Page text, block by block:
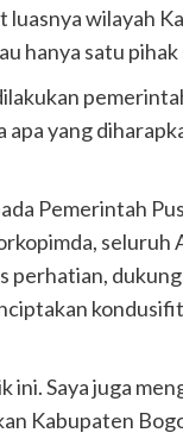
wilayah
hanya satu pihak
apa yang
Pemerintah
seluruh
perhatian,
Saya juga
Kabupaten